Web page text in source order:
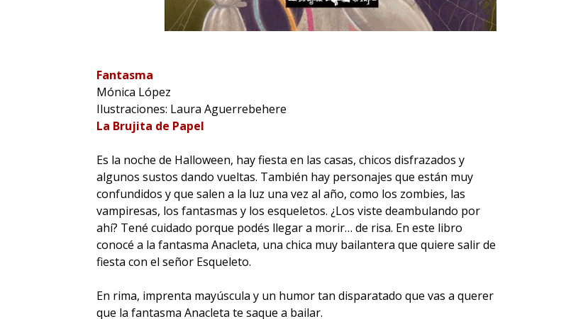
Fantasma
Mónica López
Ilustraciones: Laura Aguerrebehere
La Brujita de Papel
Es la noche de Halloween, hay fiesta en las casas, chicos disfrazados y
algunos sustos dando vueltas. También hay personajes que están muy
confundidos y que salen a la luz una vez al año, como los zombies, las
vampiresas, los fantasmas y los esqueletos. ¿Los viste deambulando por
ahí? Tené cuidado porque podés llegar a morir… de risa. En este libro
conocé a la fantasma Anacleta, una chica muy bailantera que quiere salir de
fiesta con el señor Esqueleto.
En rima, imprenta mayúscula y un humor tan disparatado que vas a querer
que la fantasma Anacleta te saque a bailar.